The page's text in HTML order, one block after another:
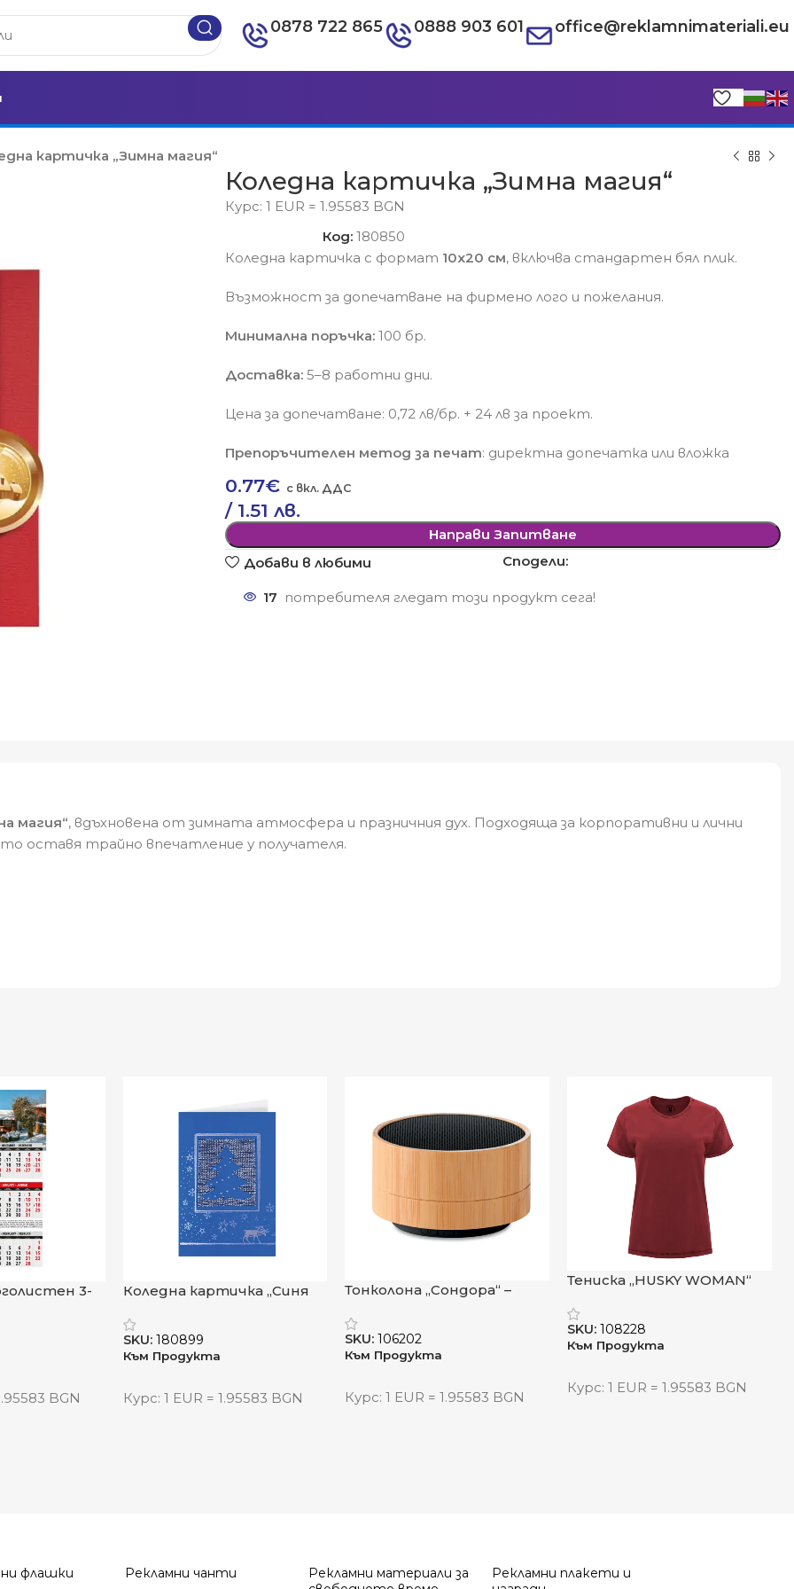
0878 722 865 0888 903 601 office@reklamnimateriali.eu
картичка „Зимна магия“
Коледна картичка „Зимна магия“
Курс: 1 EUR = 1.95583 BGN
Код: 180850
Коледна картичка с формат 10х20 см, включва стандартен бял плик.
Възможност за допечатване на фирмено лого и пожелания.
Минимална поръчка: 100 бр.
Доставка: 5–8 работни дни.
Цена за допечатване: 0,72 лв/бр. + 24 лв за проект.
Препоръчителен метод за печат: директна допечатка или вложка
0.77€
/ 1.51 лв.
Направи Запитване
Добави в любими
Сподели:
17 потребителя гледат този продукт сега!
магия“, вдъхновена от зимната атмосфера и празничния дух. Подходяща за корпоративни и лични
оставя трайно впечатление у получателя.
пожелания
върху картичката
24 лв еднократно за проект
3-
BGN
Коледна картичка „Синя
SKU: 180899
Към Продукта
Курс: 1 EUR = 1.95583 BGN
Тонколона „Сондора“ –
изразителен стил
SKU:106202
Към Продукта
Курс: 1 EUR = 1.95583 BGN
Тениска „HUSKY WOMAN“
SKU:108228
Към Продукта
Курс: 1 EUR = 1.95583 BGN
флашки Рекламни чанти
Рекламни материали за
Рекламни плакети и